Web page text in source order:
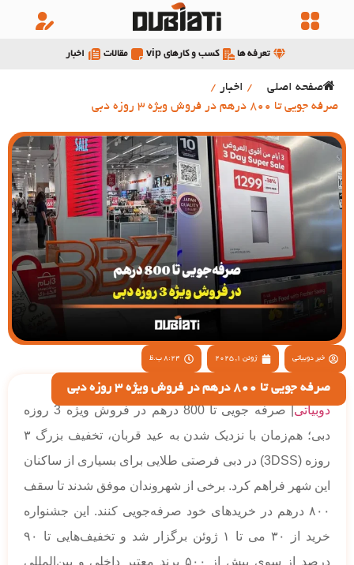
تعرفه ها کسب و کارهای vip مقالات اخبار
صفحه اصلی / اخبار /
صرفه جویی تا 800 درهم در فروش ویژه 3 روزه دبی
خبر دوبیاتی ژوئن 1, 2025 8:24 ب.ظ
صرفه جویی تا 800 درهم در فروش ویژه 3 روزه دبی
دوبیاتی
| صرفه جویی تا 800 درهم در فروش ویژه 3 روزه
دبی؛ هم‌زمان با نزدیک شدن به عید قربان، تخفیف بزرگ ۳
روزه (3DSS) در دبی فرصتی طلایی برای بسیاری از ساکنان
این شهر فراهم کرد. برخی از شهروندان موفق شدند تا سقف
۸۰۰ درهم در خریدهای خود صرفه‌جویی کنند. این جشنواره
خرید از ۳۰ می تا ۱ ژوئن برگزار شد و تخفیف‌هایی تا ۹۰
درصد از سوی بیش از ۵۰۰ برند معتبر داخلی و بین‌المللی